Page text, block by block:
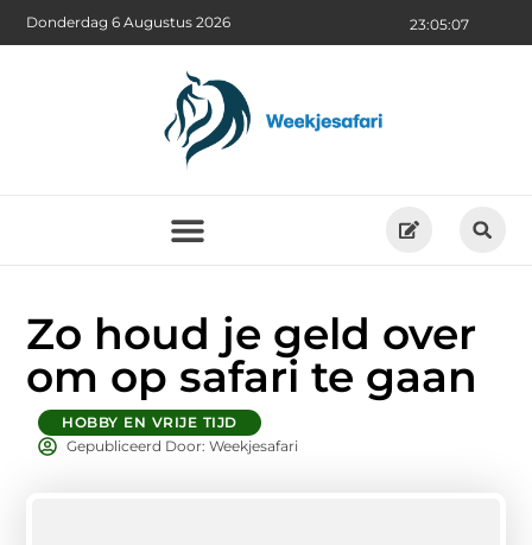
23:05:08
Donderdag 6 Augustus 2026
Zo houd je geld over
om op safari te gaan
HOBBY EN VRIJE TIJD
Gepubliceerd Door: Weekjesafari